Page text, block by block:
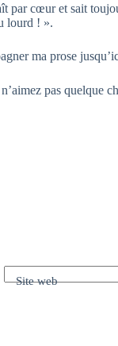
cœur et sait
lourd ! ».
ma prose
pas quelque
Site web